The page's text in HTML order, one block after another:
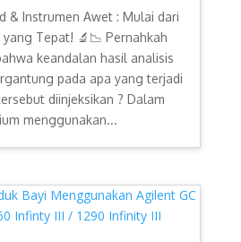
& Instrumen Awet : Mulai dari
Tepat! 🔬📉 Pernahkah
keandalan hasil analisis
pada apa yang terjadi
diinjeksikan ? Dalam
menggunakan...